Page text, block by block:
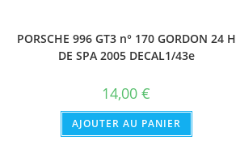
PORSCHE 996 GT3 n° 170 GORDON 24 H
DE SPA 2005 DECAL1/43e
14,00€
AJOUTER AU PANIER